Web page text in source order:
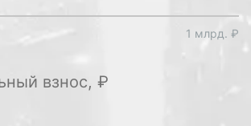
1 млрд. ₽
взнос, ₽